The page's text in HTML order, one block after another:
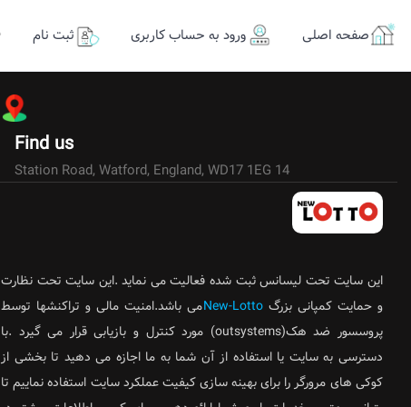
ثبت نام ورود به حساب کاربری صفحه اصلی
Find us
14 Station Road, Watford, England, WD17 1EG
این سایت تحت لیسانس ثبت شده فعالیت می نماید .این سایت تحت نظارت
و حمایت کمپانی بزرگNew-Lottoمی باشد.امنیت مالی و تراکنشها توسط
پروسسور ضد هک(outsystems) مورد کنترل و بازیابی قرار می گیرد .با
دسترسی به سایت یا استفاده از آن شما به ما اجازه می دهید تا بخشی از
کوکی های مرورگر را برای بهینه سازی کیفیت عملکرد سایت استفاده نماییم تا